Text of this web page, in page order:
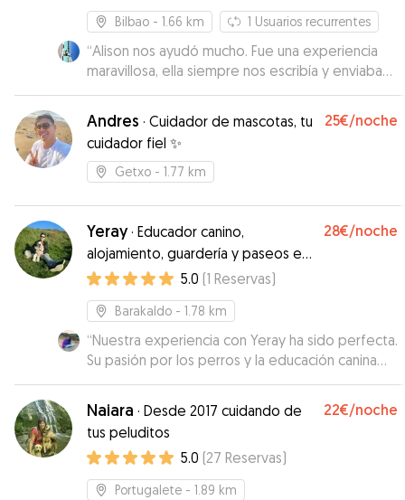
Bilbao - 1.66 km 1 Usuarios recurrentes
“Alison nos ayudó mucho. Fue una experiencia
maravillosa, ella siempre nos escribía y enviaba
fotos. Nuestro perro quedó muy contento.”
Andres · Cuidador de mascotas, tu
cuidador fiel ✨
25€/noche
Getxo - 1.77 km
Yeray· Educador canino,
alojamiento, guardería y paseos en
Vizcaya
28€/noche
5.0 (1 Reservas)
Barakaldo - 1.78 km
“Nuestra experiencia con Yeray ha sido perfecta.
Su pasión por los perros y la educación canina
respetuosa se nota en la profesionalidad y la
tranquilidad que transmite. Terra ha estado
encantada 🥰”
Naiara · Desde 2017 cuidando de
tus peluditos
22€/noche
5.0 (27 Reservas)
Portugalete - 1.89 km